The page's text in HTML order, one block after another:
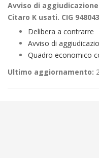
Avviso di
Citaro K usati. CIG
Delibera a contrarre
Avviso di
Quadro economico
Ultimo aggiornamento: